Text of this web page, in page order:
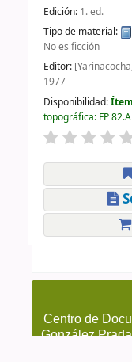
Edición: 1. ed.
Tipo de material:
No es ficción
Editor:
1977
Disponibilidad:
topográfica: FP
Centro de
González